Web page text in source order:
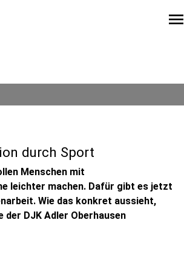
menu
durch Sport
Menschen mit
leichter machen. Dafür gibt es jetzt
Wie das konkret aussieht,
DJK Adler Oberhausen